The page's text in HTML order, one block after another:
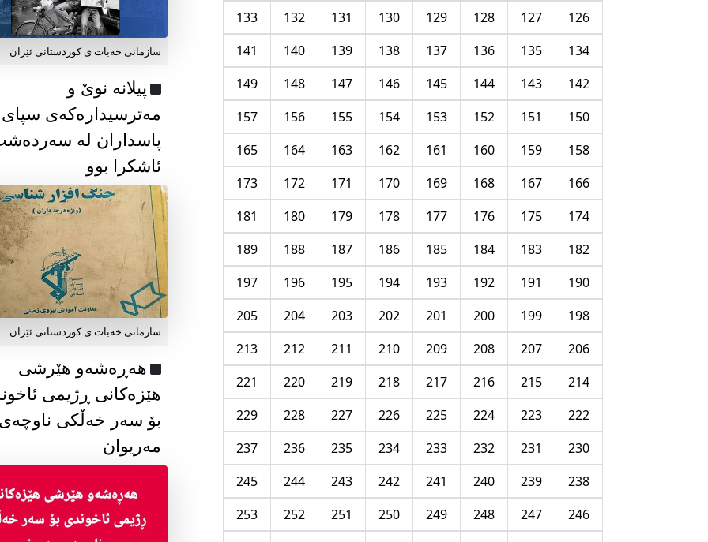
126
127
128
129
130
131
132
133
134
135
136
137
138
139
140
141
142
143
144
145
146
147
148
149
150
151
152
153
154
155
156
157
158
159
160
161
162
163
164
165
166
167
168
169
170
171
172
173
174
175
176
177
178
179
180
181
182
183
184
185
186
187
188
189
190
191
192
193
194
195
196
197
198
199
200
201
202
203
204
205
206
207
208
209
210
211
212
213
214
215
216
217
218
219
220
221
222
223
224
225
226
227
228
229
230
231
232
233
234
235
236
237
238
239
240
241
242
243
244
245
246
247
248
249
250
251
252
253
سازمانی خەبات ی كوردستانی ئێران
پیلانە نوێ و
مەترسیدارەکەی سپای
پاسداران لە
ئاشکرا بوو
سازمانی خەبات ی كوردستانی ئێران
هەڕەشەو هێرشی
هێزەکانی ڕژیمی
بۆ سەر خەڵکی
مەریوان